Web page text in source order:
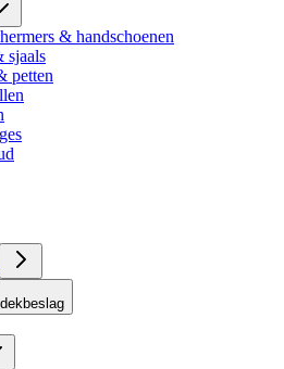
& handschoenen
sjaals
petten